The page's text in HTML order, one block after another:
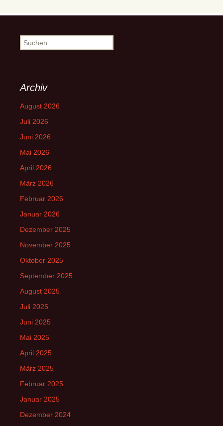
Suchen
nach:
Archiv
August 2026
Juli 2026
Juni 2026
Mai 2026
April 2026
März 2026
Februar 2026
Januar 2026
Dezember 2025
November 2025
Oktober 2025
September 2025
August 2025
Juli 2025
Juni 2025
Mai 2025
April 2025
März 2025
Februar 2025
Januar 2025
Dezember 2024